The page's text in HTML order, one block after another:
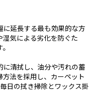
に延長する最も効果的な方
気による劣化を防ぐた
清拭し、油分や汚れの蓄
法を採用し、カーペット
日の拭き掃除とワックス掛